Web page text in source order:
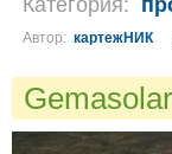
Автор: картежНИК